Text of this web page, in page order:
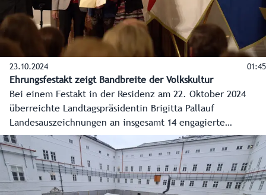
23.10.2024 01:45
Ehrungsfestakt zeigt Bandbreite der Volkskultur
Bei einem Festakt in der Residenz am 22. Oktober 2024
überreichte Landtagspräsidentin Brigitta Pallauf
Landesauszeichnungen an insgesamt 14 engagierte
Personen aus der gesamten Bandbreite der Volkskultur.
Darüber hinaus erhielten elf Absolvent:innen des
Kapellmeisterkurses und neun Absolvent:innen der
Chorleitungs-Ausbildung ihre Dekrete. Weiters wurden drei